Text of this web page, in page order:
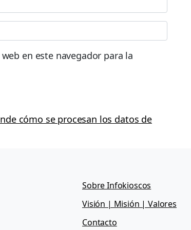
en este navegador para la
cómo se procesan los datos de
Sobre Infokioscos
Visión | Misión | Valores
Contacto